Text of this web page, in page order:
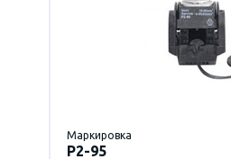
Маркировка
P2-95